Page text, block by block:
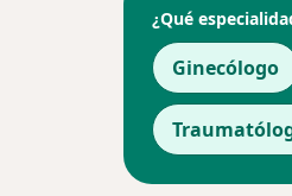
¿Qué
Ginecólogo